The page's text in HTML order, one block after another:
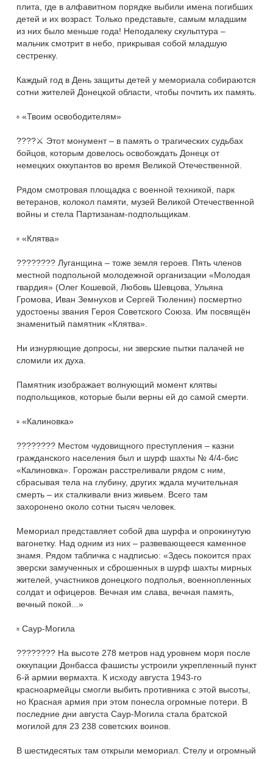
плита, где в алфавитном порядке выбили имена погибших
детей и их возраст. Только представьте, самым младшим
из них было меньше года! Неподалеку скульптура –
мальчик смотрит в небо, прикрывая собой младшую
сестренку.
Каждый год в День защиты детей у мемориала собираются
сотни жителей Донецкой области, чтобы почтить их память.
▫️ «Твоим освободителям»
????⚔ Этот монумент – в память о трагических судьбах
бойцов, которым довелось освобождать Донецк от
немецких оккупантов во время Великой Отечественной.
Рядом смотровая площадка с военной техникой, парк
ветеранов, колокол памяти, музей Великой Отечественной
войны и стела Партизанам-подпольщикам.
▫️ «Клятва»
???????? Луганщина – тоже земля героев. Пять членов
местной подпольной молодежной организации «Молодая
гвардия» (Олег Кошевой, Любовь Шевцова, Ульяна
Громова, Иван Земнухов и Сергей Тюленин) посмертно
удостоены звания Героя Советского Союза. Им посвящён
знаменитый памятник «Клятва».
Ни изнуряющие допросы, ни зверские пытки палачей не
сломили их духа.
Памятник изображает волнующий момент клятвы
подпольщиков, которые были верны ей до самой смерти.
▫️ «Калиновка»
???????? Местом чудовищного преступления – казни
гражданского населения был и шурф шахты № 4/4-бис
«Калиновка». Горожан расстреливали рядом с ним,
сбрасывая тела на глубину, других ждала мучительная
смерть – их сталкивали вниз живьем. Всего там
захоронено около сотни тысяч человек.
Мемориал представляет собой два шурфа и опрокинутую
вагонетку. Над одним из них – развевающееся каменное
знамя. Рядом табличка с надписью: «Здесь покоится прах
зверски замученных и сброшенных в шурф шахты мирных
жителей, участников донецкого подполья, военнопленных
солдат и офицеров. Вечная им слава, вечная память,
вечный покой...»
▫️ Саур-Могила
???????? На высоте 278 метров над уровнем моря после
оккупации Донбасса фашисты устроили укрепленный пункт
6-й армии вермахта. К исходу августа 1943-го
красноармейцы смогли выбить противника с этой высоты,
но Красная армия при этом понесла огромные потери. В
последние дни августа Саур-Могила стала братской
могилой для 23 238 советских воинов.
В шестидесятых там открыли мемориал. Стелу и огромный